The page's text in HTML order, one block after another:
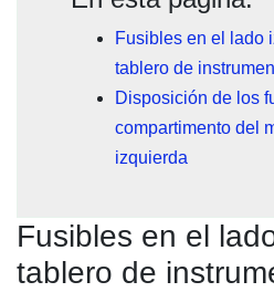
Fusibles en el lado
tablero de
Disposición de los
compartimento del
izquierda
Fusibles en el
tablero de